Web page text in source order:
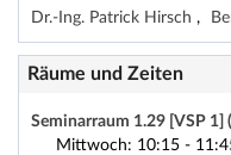
Dr.-Ing. Patrick Hirsch
Räume und Zeiten
Seminarraum 1.29 [VSP 1]
Mittwoch: 10:15 -